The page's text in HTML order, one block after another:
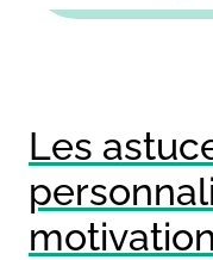
Les
motivation